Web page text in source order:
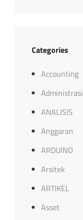
Categories
Accounting
Administrasi
ANALISIS
Anggaran
ARDUINO
Arsitek
ARTIKEL
Asset